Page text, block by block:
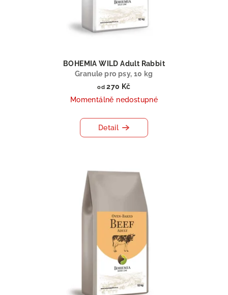
BOHEMIA WILD Adult Rabbit
Granule pro psy, 10 kg
od 270 Kč
Momentálně nedostupné
Detail